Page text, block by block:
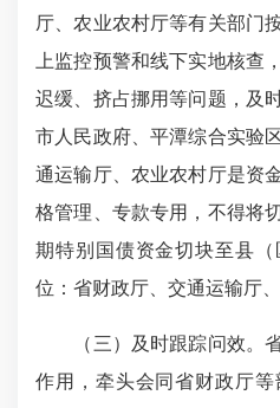
厅、农业农村厅等有关部门
上监控预警和线下实地核查
迟缓、挤占挪用等问题，及
市人民政府、平潭综合实验
通运输厅、农业农村厅是资
格管理、专款专用，不得将
期特别国债资金切块至县
位：省财政厅、交通运输厅
（三）及时跟踪问效。省
作用，牵头会同省财政厅